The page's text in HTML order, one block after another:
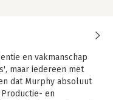
en vakmanschap
maar iedereen met
dat Murphy absoluut
en